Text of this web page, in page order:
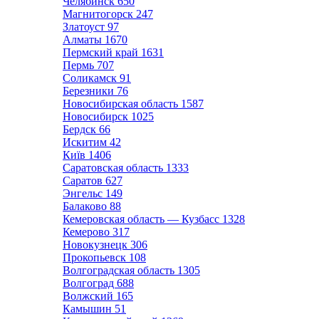
Магнитогорск 247
Златоуст 97
Алматы 1670
Пермский край 1631
Пермь 707
Соликамск 91
Березники 76
Новосибирская область 1587
Новосибирск 1025
Бердск 66
Искитим 42
Київ 1406
Саратовская область 1333
Саратов 627
Энгельс 149
Балаково 88
Кемеровская область — Кузбасс 1328
Кемерово 317
Новокузнецк 306
Прокопьевск 108
Волгоградская область 1305
Волгоград 688
Волжский 165
Камышин 51